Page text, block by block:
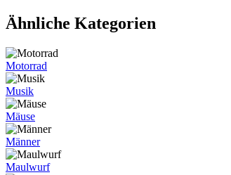
Ähnliche Kategorien
Motorrad
Musik
Mäuse
Männer
Maulwurf